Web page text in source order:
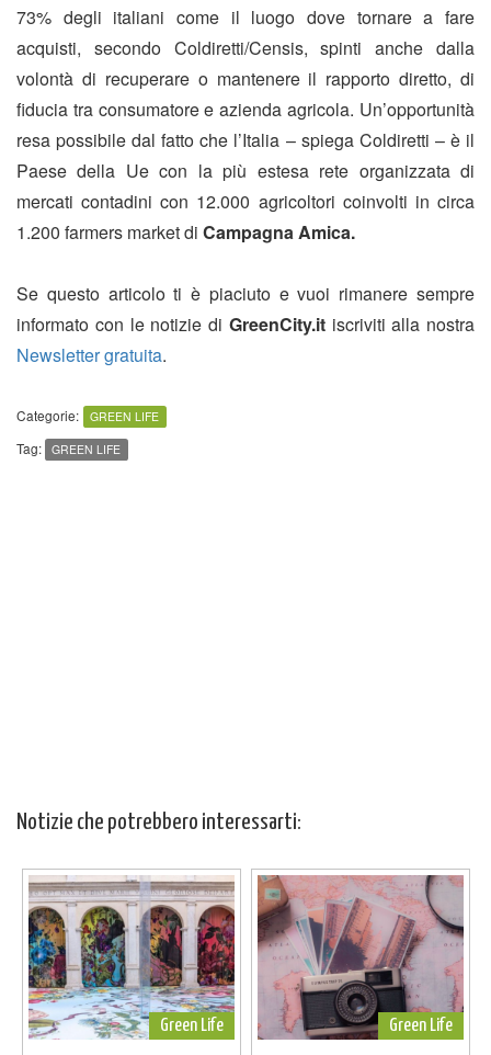
73% degli italiani come il luogo dove tornare a fare
acquisti, secondo Coldiretti/Censis, spinti anche dalla
volontà di recuperare o mantenere il rapporto diretto, di
fiducia tra consumatore e azienda agricola. Un’opportunità
resa possibile dal fatto che l’Italia – spiega Coldiretti – è il
Paese della Ue con la più estesa rete organizzata di
mercati contadini con 12.000 agricoltori coinvolti in circa
1.200 farmers market di Campagna Amica.
Se questo articolo ti è piaciuto e vuoi rimanere sempre
informato con le notizie di GreenCity.itiscriviti alla nostra
Newsletter gratuita.
Categorie: GREEN LIFE
Tag: GREEN LIFE
Notizie che potrebbero interessarti:
Green Life Green Life